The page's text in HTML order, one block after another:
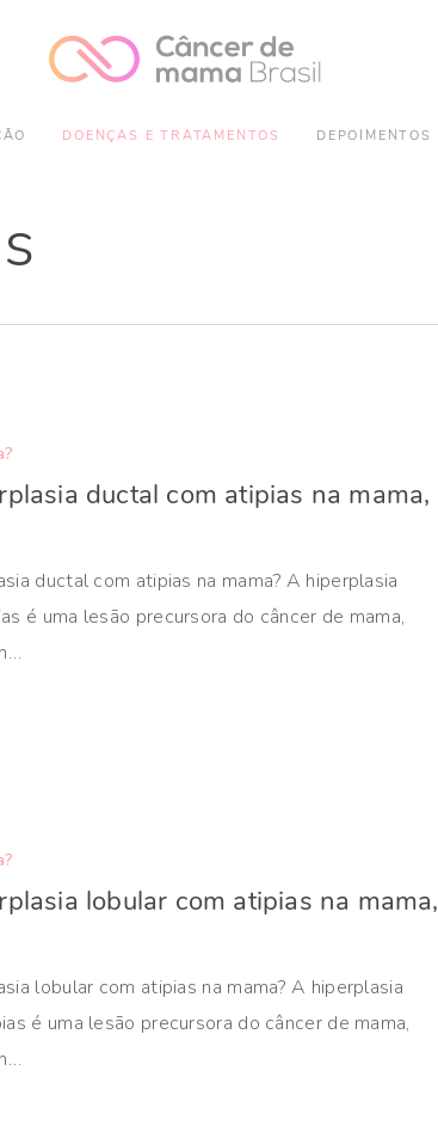
DOENÇAS E TRATAMENTOS DEPOIMENTOS
ductal com atipias na mama,
ductal com atipias na mama? A hiperplasia
é uma lesão precursora do câncer de mama,
lobular com atipias na mama,
lobular com atipias na mama? A hiperplasia
é uma lesão precursora do câncer de mama,